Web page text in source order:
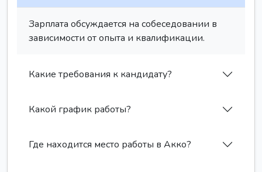
Зарплата обсуждается на собеседовании в
зависимости от опыта и квалификации.
Какие требования к кандидату?
Какой график работы?
Где находится место работы в Акко?